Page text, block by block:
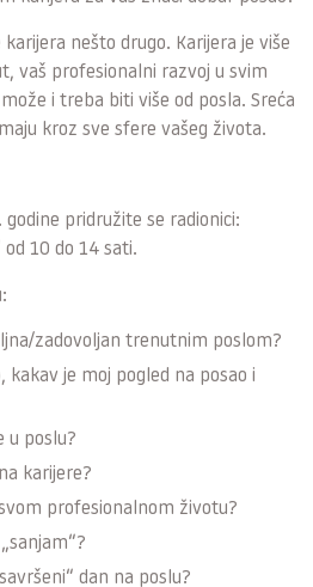
karijera nešto drugo. Karijera je više
vaš profesionalni razvoj u svim
i treba biti više od posla. Sreća
kroz sve sfere vašeg života.
pridružite se radionici:
10 do 14 sati.
zadovoljan trenutnim poslom?
kakav je moj pogled na posao i
u poslu?
karijere?
profesionalnom životu?
dan na poslu?